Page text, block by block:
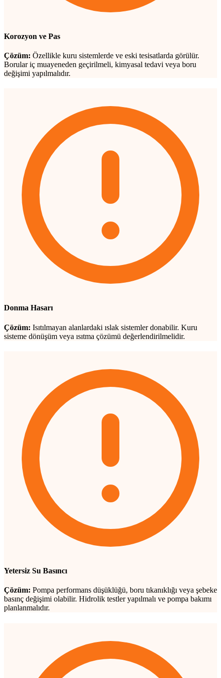
Korozyon ve Pas
Çözüm: Özellikle kuru sistemlerde ve eski tesisatlarda görülür.
Borular iç muayeneden geçirilmeli, kimyasal tedavi veya boru
değişimi yapılmalıdır.
Donma Hasarı
Çözüm: Isıtılmayan alanlardaki ıslak sistemler donabilir. Kuru
sisteme dönüşüm veya ısıtma çözümü değerlendirilmelidir.
Yetersiz Su Basıncı
Çözüm: Pompa performans düşüklüğü, boru tıkanıklığı veya şebeke
basınç değişimi olabilir. Hidrolik testler yapılmalı ve pompa bakımı
planlanmalıdır.